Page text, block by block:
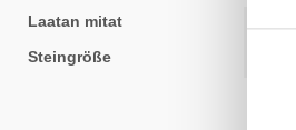
Laatan mitat
Steingröße